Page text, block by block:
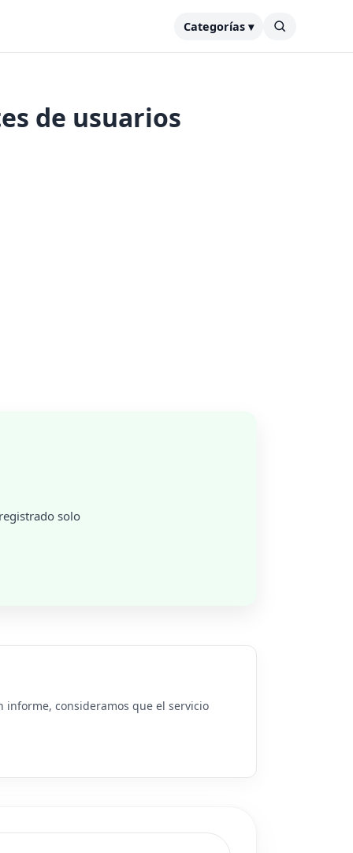
Categorías ▾
de usuarios
solo
informe, consideramos que el servicio